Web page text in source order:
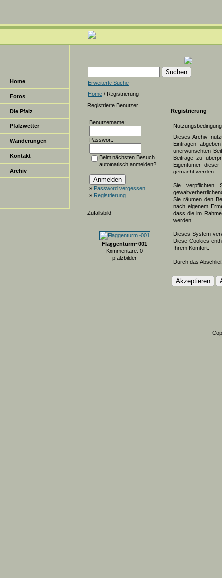
Home
Fotos
Die Pfalz
Pfalzwetter
Wanderungen
Kontakt
Archiv
Erweiterte Suche
Home / Registrierung
Registrierte Benutzer
Benutzername:
Passwort:
Beim nächsten Besuch
automatisch anmelden?
» Password vergessen
» Registrierung
Zufallsbild
Flaggenturm~001
Kommentare: 0
pfalzbilder
Registrierung
Dieses Archiv
Einträgen
unerwünschten
Beiträge zu
Eigentümer
gemacht werden.
Sie verpflichten
Sie räumen den
nach eigenem
dass die im
werden.
Dieses System
Diese Cookies
Ihrem Komfort.
Durch das